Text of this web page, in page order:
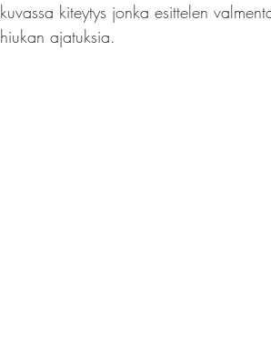
kuvassa kiteytys jonka esittelen
hiukan ajatuksia.